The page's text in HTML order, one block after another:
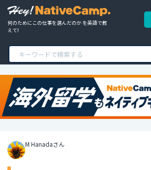
何のためにこの仕事を選んだのか を英語で教
えて!
M Hanadaさん